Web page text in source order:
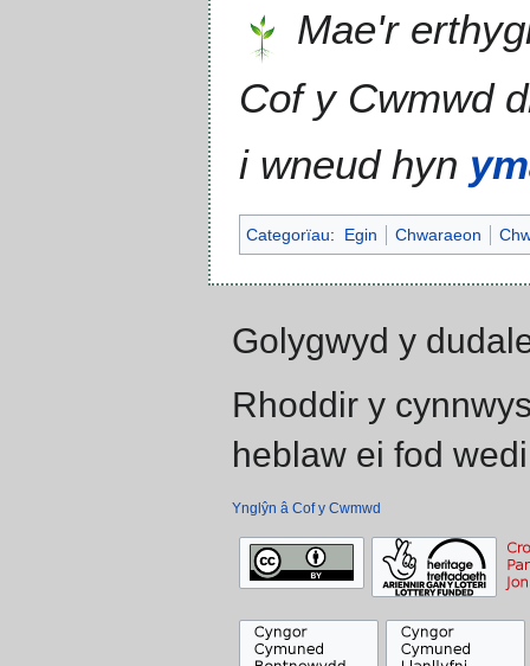
Mae'r
Cof y Cwmwd
i wneud hyn
Categorïau: Egin Chwaraeon
Golygwyd y
Rhoddir y
heblaw ei fod
Ynglŷn â Cof y Cwmwd